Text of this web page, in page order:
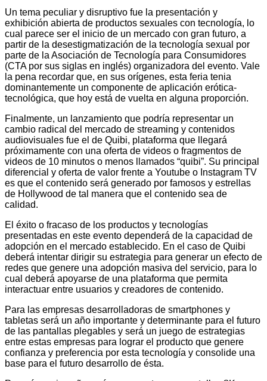
Un tema peculiar y disruptivo fue la presentación y
exhibición abierta de productos sexuales con tecnología, lo
cual parece ser el inicio de un mercado con gran futuro, a
partir de la desestigmatización de la tecnología sexual por
parte de la Asociación de Tecnología para Consumidores
(CTA por sus siglas en inglés) organizadora del evento. Vale
la pena recordar que, en sus orígenes, esta feria tenia
dominantemente un componente de aplicación erótica-
tecnológica, que hoy está de vuelta en alguna proporción.
Finalmente, un lanzamiento que podría representar un
cambio radical del mercado de streaming y contenidos
audiovisuales fue el de Quibi, plataforma que llegará
próximamente con una oferta de videos o fragmentos de
videos de 10 minutos o menos llamados “quibi”. Su principal
diferencial y oferta de valor frente a Youtube o Instagram TV
es que el contenido será generado por famosos y estrellas
de Hollywood de tal manera que el contenido sea de
calidad.
El éxito o fracaso de los productos y tecnologías
presentadas en este evento dependerá de la capacidad de
adopción en el mercado establecido. En el caso de Quibi
deberá intentar dirigir su estrategia para generar un efecto de
redes que genere una adopción masiva del servicio, para lo
cual deberá apoyarse de una plataforma que permita
interactuar entre usuarios y creadores de contenido.
Para las empresas desarrolladoras de smartphones y
tabletas será un año importante y determinante para el futuro
de las pantallas plegables y será un juego de estrategias
entre estas empresas para lograr el producto que genere
confianza y preferencia por esta tecnología y consolide una
base para el futuro desarrollo de ésta.